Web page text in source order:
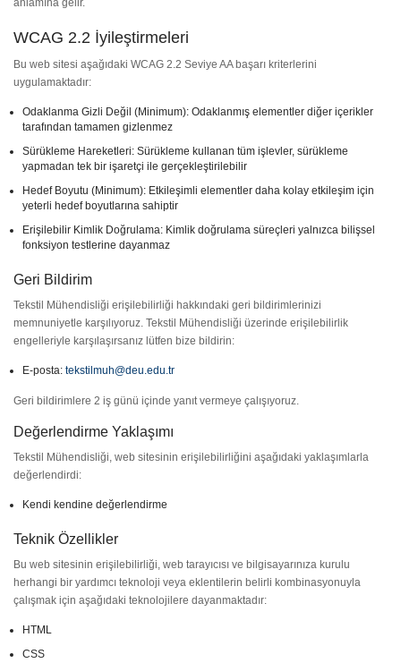
anlamına gelir.
WCAG 2.2 İyileştirmeleri
Bu web sitesi aşağıdaki WCAG 2.2 Seviye AA başarı kriterlerini
uygulamaktadır:
Odaklanma Gizli Değil (Minimum): Odaklanmış elementler diğer içerikler
tarafından tamamen gizlenmez
Sürükleme Hareketleri: Sürükleme kullanan tüm işlevler, sürükleme
yapmadan tek bir işaretçi ile gerçekleştirilebilir
Hedef Boyutu (Minimum): Etkileşimli elementler daha kolay etkileşim için
yeterli hedef boyutlarına sahiptir
Erişilebilir Kimlik Doğrulama: Kimlik doğrulama süreçleri yalnızca bilişsel
fonksiyon testlerine dayanmaz
Geri Bildirim
Tekstil Mühendisliği erişilebilirliği hakkındaki geri bildirimlerinizi
memnuniyetle karşılıyoruz. Tekstil Mühendisliği üzerinde erişilebilirlik
engelleriyle karşılaşırsanız lütfen bize bildirin:
E-posta: tekstilmuh@deu.edu.tr
Geri bildirimlere 2 iş günü içinde yanıt vermeye çalışıyoruz.
Değerlendirme Yaklaşımı
Tekstil Mühendisliği, web sitesinin erişilebilirliğini aşağıdaki yaklaşımlarla
değerlendirdi:
Kendi kendine değerlendirme
Teknik Özellikler
Bu web sitesinin erişilebilirliği, web tarayıcısı ve bilgisayarınıza kurulu
herhangi bir yardımcı teknoloji veya eklentilerin belirli kombinasyonuyla
çalışmak için aşağıdaki teknolojilere dayanmaktadır:
HTML
CSS